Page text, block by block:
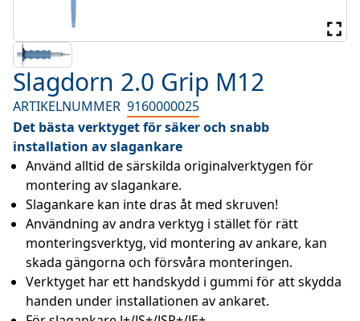
Slagdorn 2.0 Grip M12
ARTIKELNUMMER 9160000025
Det bästa verktyget för säker och snabb
installation av slagankare
Använd alltid de särskilda originalverktygen för
montering av slagankare.
Slagankare kan inte dras åt med skruven!
Användning av andra verktyg i stället för rätt
monteringsverktyg, vid montering av ankare, kan
skada gängorna och försvåra monteringen.
Verktyget har ett handskydd i gummi för att skydda
handen under installationen av ankaret.